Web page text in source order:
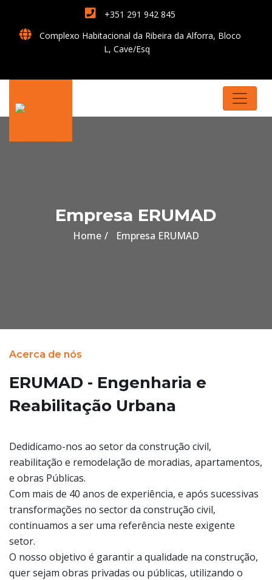
+351 291 942 845
Complexo Habitacional da Ribeira da Alforra, Bloco
L, Cave/Esq
Empresa ERUMAD
Home Empresa ERUMAD
Acerca de nós
ERUMAD - Engenharia e
Reabilitação Urbana
Dedidicamo-nos ao setor da construção civil,
reabilitação e remodelação de moradias, apartamentos,
e obras Públicas.
Com mais de 40 anos de experiência, e após sucessivas
transformações no sector da construção civil,
continuamos a ser uma referência neste exigente
setor.
O nosso objetivo é garantir a qualidade na construção,
quer sejam obras privadas ou públicas, utilizando o